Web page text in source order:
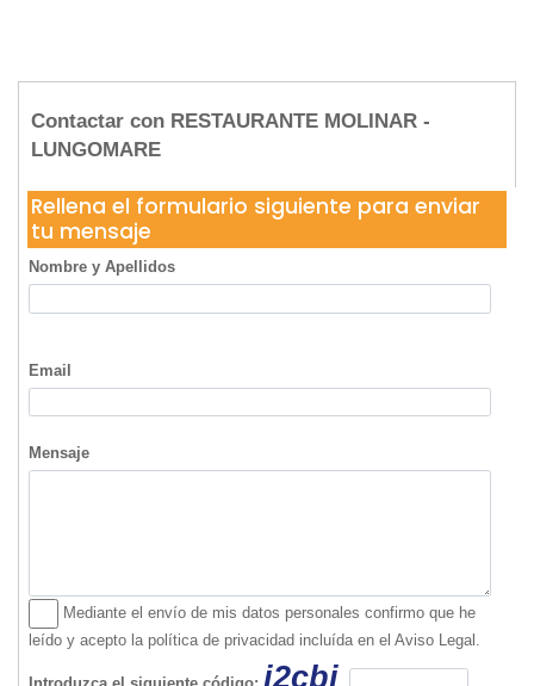
Contactar con RESTAURANTE MOLINAR -
LUNGOMARE